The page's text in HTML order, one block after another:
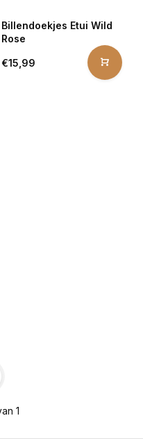
Billendoekjes Etui Wild
Rose
€15,99
1